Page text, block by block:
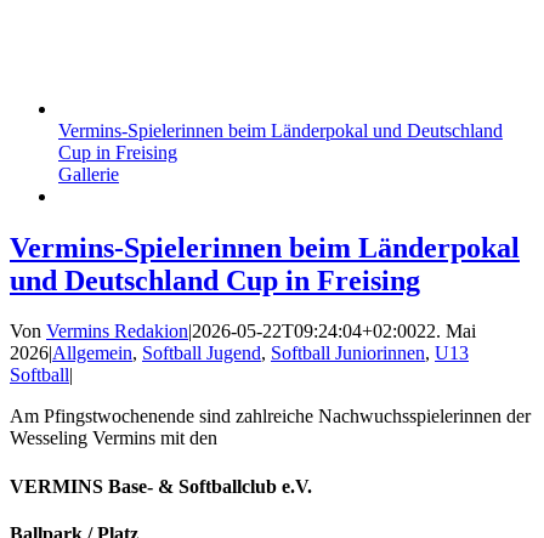
Vermins-Spielerinnen beim Länderpokal und Deutschland
Cup in Freising
Gallerie
Vermins-Spielerinnen beim Länderpokal
und Deutschland Cup in Freising
Von Vermins Redakion|2026-05-22T09:24:04+02:0022. Mai
2026|Allgemein, Softball Jugend, Softball Juniorinnen, U13
Softball|
Am Pfingstwochenende sind zahlreiche Nachwuchsspielerinnen der
Wesseling Vermins mit den
VERMINS Base- & Softballclub e.V.
Ballpark / Platz